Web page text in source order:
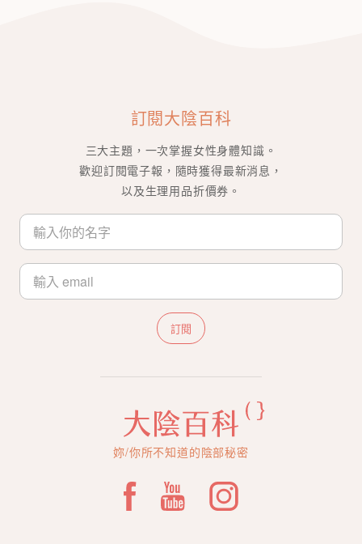
訂閱大陰百科
三大主題，一次掌握女性身體知識。
歡迎訂閱電子報，隨時獲得最新消息，
以及生理用品折價券。
訂閱
妳/你所不知道的陰部秘密